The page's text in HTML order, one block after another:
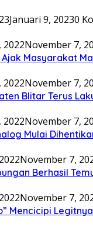
Januari 9, 20230
2022November 7,
Masyarakat
2022November 7,
Blitar Terus
2022November 7,
Mulai
November 7,
Berhasil
November 7,
Mencicipi